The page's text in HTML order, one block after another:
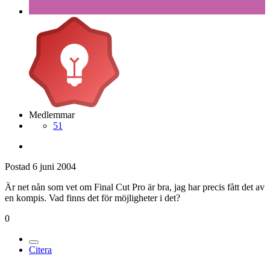
Medlemmar
51
Postad 6 juni 2004
Är net nån som vet om Final Cut Pro är bra, jag har precis fått det av
en kompis. Vad finns det för möjligheter i det?
0
Citera